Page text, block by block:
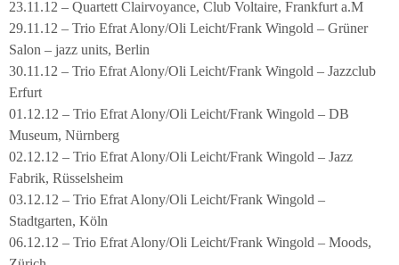
23.11.12 – Quartett Clairvoyance, Club Voltaire, Frankfurt a.M
29.11.12 – Trio Efrat Alony/Oli Leicht/Frank Wingold – Grüner
Salon – jazz units, Berlin
30.11.12 – Trio Efrat Alony/Oli Leicht/Frank Wingold – Jazzclub
Erfurt
01.12.12 – Trio Efrat Alony/Oli Leicht/Frank Wingold – DB
Museum, Nürnberg
02.12.12 – Trio Efrat Alony/Oli Leicht/Frank Wingold – Jazz
Fabrik, Rüsselsheim
03.12.12 – Trio Efrat Alony/Oli Leicht/Frank Wingold –
Stadtgarten, Köln
06.12.12 – Trio Efrat Alony/Oli Leicht/Frank Wingold – Moods,